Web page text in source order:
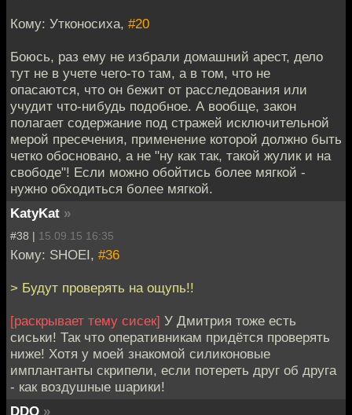
Кому: Утконосиха, #20
Боюсь, раз ему не избрали домашний арест, дело
тут не в учете чего-то там, а в том, что не
опасаются, что он бежит от расследования или
учудит что-нибудь подобное. А вообще, закон
полагает содержание под стражей исключительной
мерой пресечения, применение которой должно быть
четко обосновано, а не "ну как так, такой жулик и на
свободе"! Если можно обойтись более мягкой -
нужно обходиться более мягкой.
KatyKat »
#38 | 15.09.15 16:35
Кому: SHOEI, #36
> Будут проверять на ощупь!!
[раскрывает тему сисек] У Дмитрия тоже есть
сиськи! Так что оперативникам придётся проверять
ниже! Хотя у моей знакомой силиконовые
имплантанты скрипели, если потереть друг об друга
- как воздушные шарики!
DDQ »